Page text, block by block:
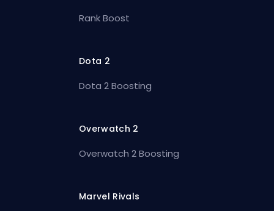
Rank Boost
Dota 2
Dota 2 Boosting
Overwatch 2
Overwatch 2 Boosting
Marvel Rivals